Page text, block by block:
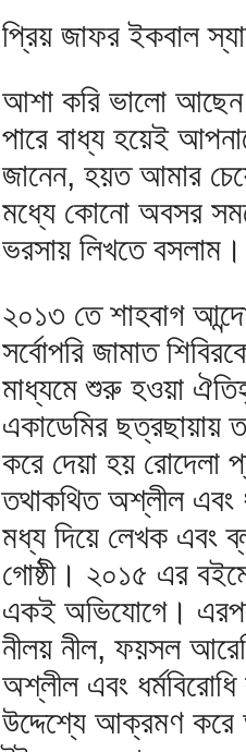
প্রিয় জাফর ইকবাল
আশা করি ভালো
পারে বাধ্য হয়েই
জানেন, হয়ত আমার
মধ্যে কোনো অবসর
ভরসায় লিখতে বসলাম।
২০১৩ তে শাহবাগ
সর্বোপরি জামাত
মাধ্যমে শুরু হওয়া
একাডেমির ছত্রছায়ায়
করে দেয়া হয় রোদেলা
তথাকথিত অশ্লীল এবং
মধ্য দিয়ে লেখক এবং
গোষ্ঠী। ২০১৫ এর
একই অভিযোগে। এরপর
নীলয় নীল, ফয়সল
অশ্লীল এবং
উদ্দেশ্যে আক্রমণ